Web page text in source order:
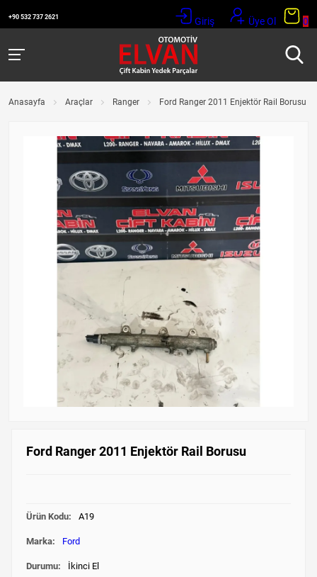
+90 532 737 2621 Giriş Üye Ol 0
Anasayfa Araçlar Ranger Ford Ranger 2011 Enjektör Rail Borusu
Ford Ranger 2011 Enjektör Rail Borusu
Ürün Kodu: A19
Marka: Ford
Durumu: İkinci El